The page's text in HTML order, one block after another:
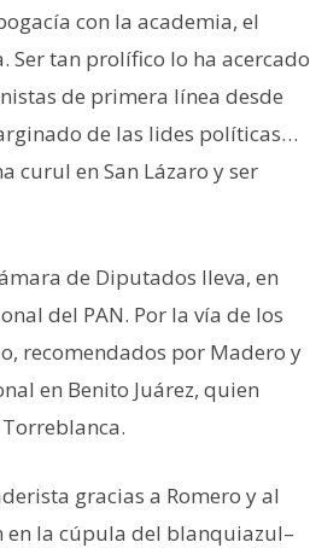
con la academia, el
tan prolífico lo ha acercado
de primera línea desde
de las lides políticas…
curul en San Lázaro y ser
de Diputados lleva, en
del PAN. Por la vía de los
recomendados por Madero y
en Benito Juárez, quien
gracias a Romero y al
en la cúpula del blanquiazul–